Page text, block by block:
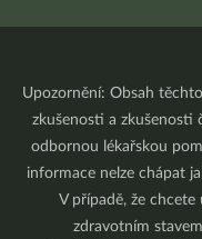
Upozornění: Obsah
zkušenosti a zkušenosti
odbornou lékařskou
informace nelze chápat
V případě, že
zdravotním